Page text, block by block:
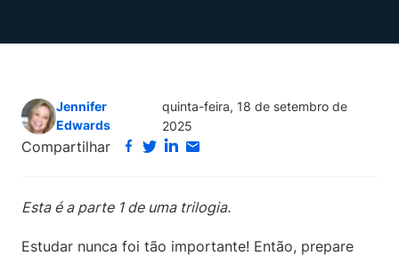
Jennifer
Edwards
quinta-feira, 18 de setembro de
2025
Compartilhar
Esta é a parte 1 de uma trilogia.
Estudar nunca foi tão importante! Então, prepare